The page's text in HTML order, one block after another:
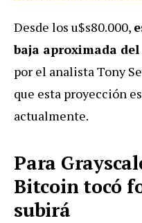
Desde los u$s80.000,
baja aproximada del
por el analista Tony
que esta proyección
actualmente.
Para
Bitcoin tocó
subirá